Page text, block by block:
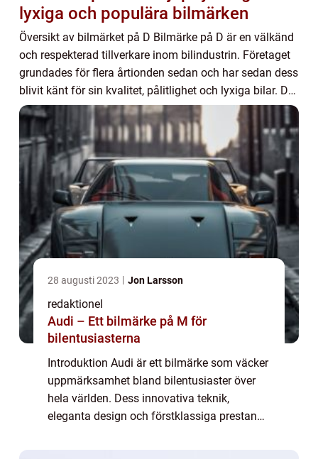
lyxiga och populära bilmärken
Översikt av bilmärket på D Bilmärke på D är en välkänd
och respekterad tillverkare inom bilindustrin. Företaget
grundades för flera årtionden sedan och har sedan dess
blivit känt för sin kvalitet, pålitlighet och lyxiga bilar. De
erbjuder ett brett u...
28 augusti 2023 Jon Larsson
redaktionel
Audi – Ett bilmärke på M för
bilentusiasterna
Introduktion Audi är ett bilmärke som väcker
uppmärksamhet bland bilentusiaster över
hela världen. Dess innovativa teknik,
eleganta design och förstklassiga prestanda